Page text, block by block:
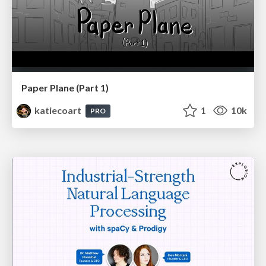
Paper Plane (Part 1)
katiecoart
PRO 1 10k